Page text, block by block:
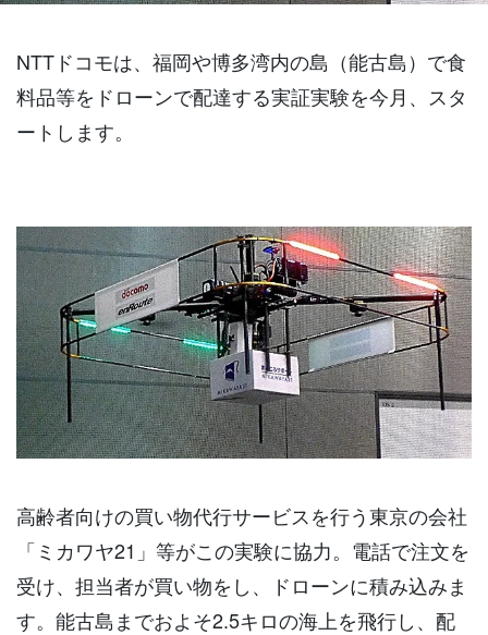
NTTドコモは、福岡や博多湾内の島（能古島）で食
料品等をドローンで配達する実証実験を今月、スタ
ートします。
高齢者向けの買い物代行サービスを行う東京の会社
「ミカワヤ21」等がこの実験に協力。電話で注文を
受け、担当者が買い物をし、ドローンに積み込みま
す。能古島までおよそ2.5キロの海上を飛行し、配